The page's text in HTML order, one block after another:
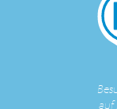
auf